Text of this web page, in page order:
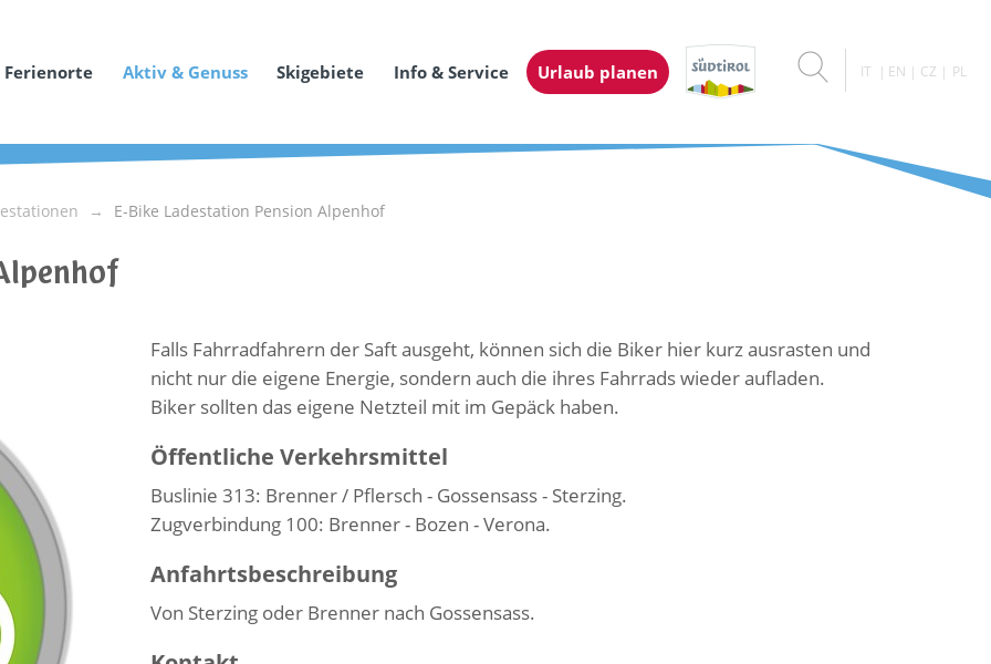
Ferienorte Aktiv & Genuss Skigebiete Info & Service Urlaub planen IT EN CZ PL
E-Bike Ladestation Pension Alpenhof
Falls Fahrradfahrern der Saft ausgeht, können sich die Biker hier kurz ausrasten und
nicht nur die eigene Energie, sondern auch die ihres Fahrrads wieder aufladen.
Biker sollten das eigene Netzteil mit im Gepäck haben.
Öffentliche Verkehrsmittel
Buslinie 313: Brenner / Pflersch - Gossensass - Sterzing.
Zugverbindung 100: Brenner - Bozen - Verona.
Anfahrtsbeschreibung
Von Sterzing oder Brenner nach Gossensass.